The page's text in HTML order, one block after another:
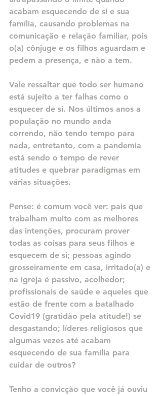
acabam esquecendo de si e sua
família, causando problemas na
comunicação e relação familiar, pois
o(a) cônjuge e os filhos aguardam e
pedem a presença, e não a tem.
Vale ressaltar que todo ser humano
está sujeito a ter falhas como o
esquecer de si. Nos últimos anos a
população no mundo anda
correndo, não tendo tempo para
nada, entretanto, com a pandemia
está sendo o tempo de rever
atitudes e quebrar paradigmas em
várias situações.
Pense: é comum você ver: pais que
trabalham muito com as melhores
das intenções, procuram prover
todas as coisas para seus filhos e
esquecem de si; pessoas agindo
grosseiramente em casa, irritado(a) e
na igreja é passivo, acolhedor;
profissionais de saúde e aqueles que
estão de frente com a batalhado
Covid19 (gratidão pela atitude!) se
desgastando; líderes religiosos que
algumas vezes até acabam
esquecendo de sua família para
cuidar de outros?
Tenho a convicção que você já ouviu